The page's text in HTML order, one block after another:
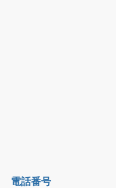
電話番号